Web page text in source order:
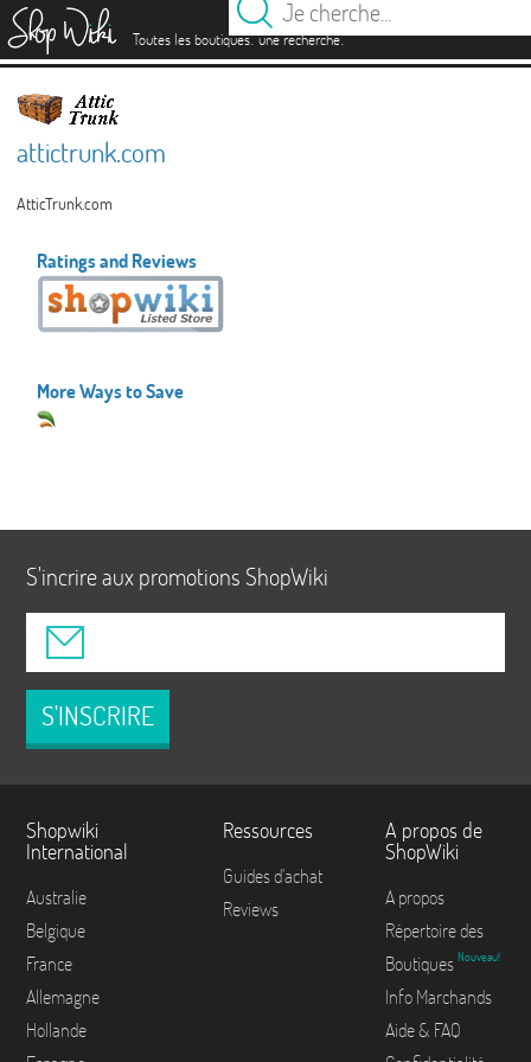
Toutes les boutiques.une recherche.
attictrunk.com
AtticTrunk.com
Ratings and Reviews
More Ways to Save
S'incrire aux promotions ShopWiki
S'INSCRIRE
Shopwiki
International
Australie
Belgique
France
Allemagne
Hollande
Ressources
Guides d'achat
Reviews
A propos de
ShopWiki
A propos
Répertoire des
Boutiques Nouveau!
Info Marchands
Aide & FAQ